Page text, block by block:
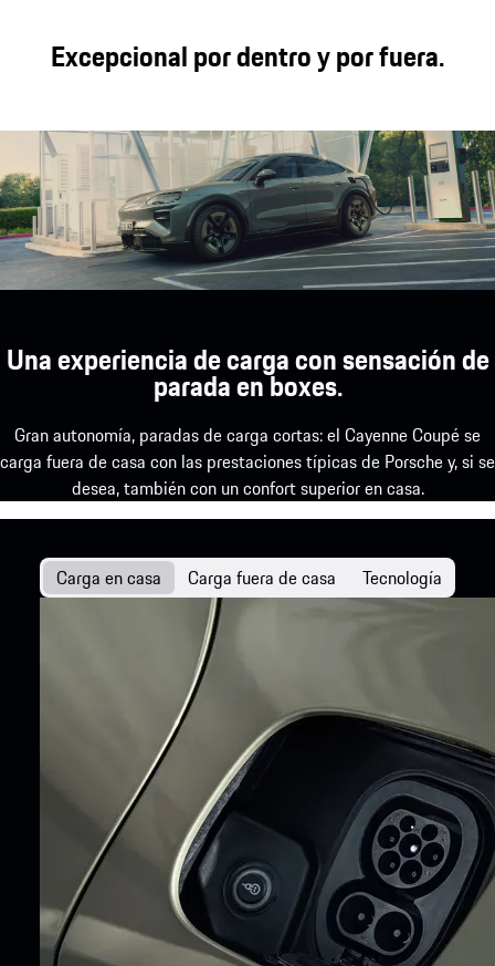
Excepcional por dentro y por fuera.
Una experiencia de carga con sensación de
parada en boxes.
Gran autonomía, paradas de carga cortas: el Cayenne Coupé se
carga fuera de casa con las prestaciones típicas de Porsche y, si se
desea, también con un confort superior en casa.
Carga en casa Carga fuera de casa Tecnología